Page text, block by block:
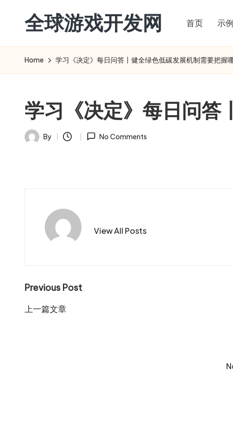
content
全球游戏开发网 首页 示
Home 学习《决定》每日问答丨健全绿色低碳发展机制需要把握
学习《决定》每日问答
Posted
By No Comments
View All Posts
Post
navigation
Previous Post
上一篇文章